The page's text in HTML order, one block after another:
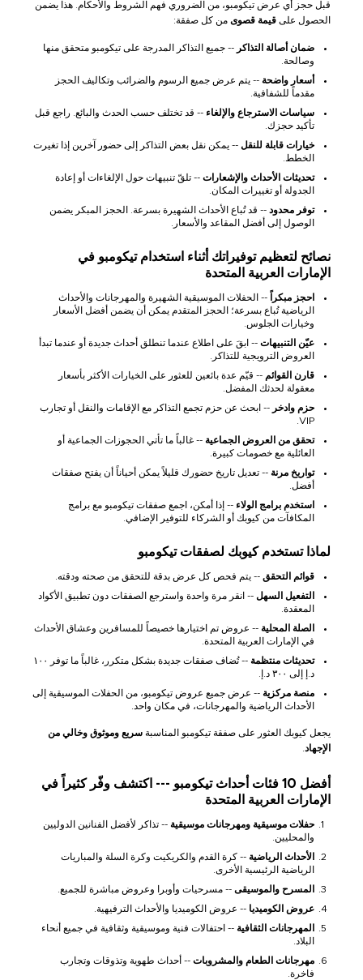
قبل حجز أي عرض تيكومبو، من الضروري فهم الشروط والأحكام. هذا يضمن
الحصول على قيمة قصوى من كل صفقة:
ضمان أصالة التذاكر -- جميع التذاكر المدرجة على تيكومبو متحقق منها
وصالحة.
أسعار واضحة -- يتم عرض جميع الرسوم والضرائب وتكاليف الحجز
مقدماً للشفافية.
سياسات الاسترجاع والإلغاء -- قد تختلف حسب الحدث والبائع. راجع قبل
تأكيد حجزك.
خيارات قابلة للنقل -- يمكن نقل بعض التذاكر إلى حضور آخرين إذا تغيرت
الخطط.
تحديثات الأحداث والإشعارات -- تلقّ تنبيهات حول الإلغاءات أو إعادة
الجدولة أو تغييرات المكان.
توفر محدود -- قد تُباع الأحداث الشهيرة بسرعة. الحجز المبكر يضمن
الوصول إلى أفضل المقاعد والأسعار.
نصائح لتعظيم توفيراتك أثناء استخدام تيكومبو في
الإمارات العربية المتحدة
احجز مبكراً
-- الحفلات الموسيقية الشهيرة والمهرجانات والأحداث
الرياضية تُباع بسرعة؛ الحجز المتقدم يمكن أن يضمن أفضل الأسعار
وخيارات الجلوس.
عيّن التنبيهات -- ابقَ على اطلاع عندما تنطلق أحداث جديدة أو عندما تبدأ
العروض الترويجية للتذاكر.
قارن القوائم -- قيّم عدة بائعين للعثور على الخيارات الأكثر بأسعار
معقولة لحدثك المفضل.
حزم وادخر -- ابحث عن حزم تجمع التذاكر مع الإقامات والنقل أو تجارب
VIP.
تحقق من العروض الجماعية -- غالباً ما تأتي الحجوزات الجماعية أو
العائلية مع خصومات كبيرة.
تواريخ مرنة -- تعديل تاريخ حضورك قليلاً يمكن أحياناً أن يفتح صفقات
أفضل.
استخدم برامج الولاء -- إذا أمكن، اجمع صفقات تيكومبو مع برامج
المكافآت من كيوبك أو الشركاء للتوفير الإضافي.
لماذا تستخدم كيوبك لصفقات تيكومبو
قوائم التحقق -- يتم فحص كل عرض بدقة للتحقق من صحته ودقته.
التفعيل السهل -- انقر مرة واحدة واسترجع الصفقات دون تطبيق الأكواد
المعقدة.
الصلة المحلية -- عروض تم اختيارها خصيصاً للمسافرين وعشاق الأحداث
في الإمارات العربية المتحدة.
تحديثات منتظمة
-- تُضاف صفقات جديدة بشكل متكرر، غالباً ما توفر ١٠٠
د.إ إلى ٣٠٠ د.إ.
منصة مركزية -- عرض جميع عروض تيكومبو، من الحفلات الموسيقية إلى
الأحداث الرياضية والمهرجانات، في مكان واحد.
يجعل كيوبك العثور على صفقة تيكومبو المناسبة سريع وموثوق وخالي من
الإجهاد
أفضل 10 فئات أحداث تيكومبو --- اكتشف وفّر كثيراً في
الإمارات العربية المتحدة
حفلات موسيقية ومهرجانات موسيقية -- تذاكر لأفضل الفنانين الدوليين
والمحليين.
الأحداث الرياضية -- كرة القدم والكريكيت وكرة السلة والمباريات
الرياضية الرئيسية الأخرى.
المسرح والموسيقى -- مسرحيات وأوبرا وعروض مباشرة للجميع.
عروض الكوميديا -- عروض الكوميديا والأحداث الترفيهية.
المهرجانات الثقافية -- احتفالات فنية وموسيقية وثقافية في جميع أنحاء
البلاد.
مهرجانات الطعام والمشروبات -- أحداث طهوية وتذوقات وتجارب
فاخرة.